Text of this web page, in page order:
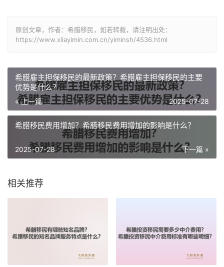
原创文章，作者：希腊移民，如若转载，请注明出处：
https://www.xilayimin.com.cn/yiminsh/4536.html
希腊雇主担保移民的最新政策？希腊雇主担保移民的主要
优势是什么？
« 上一篇 2025-07-28
希腊移民费用增加？希腊移民费用增加的影响是什么？
下一篇 »
2025-07-28
相关推荐